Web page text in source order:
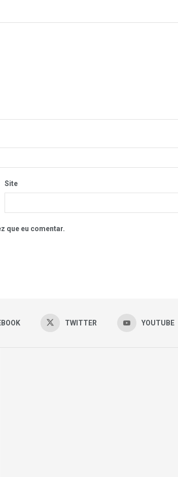
Site
que eu comentar.
TWITTER YOUTUBE